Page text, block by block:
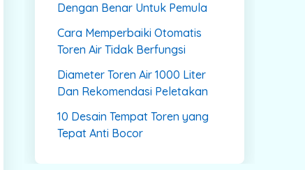
Dengan Benar Untuk Pemula
Cara Memperbaiki Otomatis
Toren Air Tidak Berfungsi
Diameter Toren Air 1000 Liter
Dan Rekomendasi Peletakan
10 Desain Tempat Toren yang
Tepat Anti Bocor